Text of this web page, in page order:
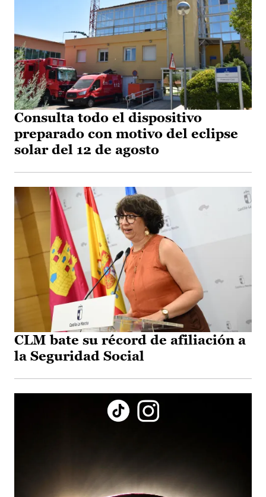
Consulta todo el dispositivo
preparado con motivo del eclipse
solar del 12 de agosto
CLM bate su récord de afiliación a
la Seguridad Social